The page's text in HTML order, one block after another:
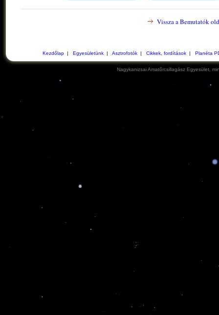
Vissza a Bemutatók
Kezdőlap| Egyesületünk| Asztrofotók| Cikkek, fordítások| Planéta
Nagykanizsai Amatőrcsillagász Egyesület,